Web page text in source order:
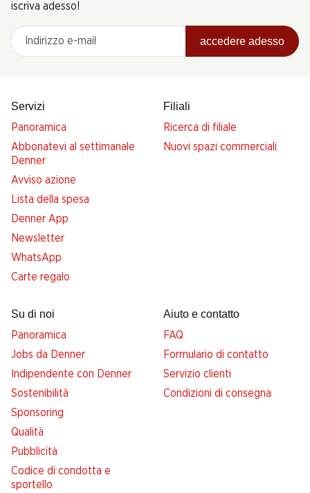
iscriva adesso!
Indirizzo e-mail
accedere adesso
Servizi
Panoramica
Abbonatevi al settimanale
Denner
Avviso azione
Lista della spesa
Denner App
Newsletter
WhatsApp
Carte regalo
Filiali
Ricerca di filiale
Nuovi spazi commerciali
Su di noi
Panoramica
Jobs da Denner
Indipendente con Denner
Sostenibilità
Sponsoring
Qualità
Pubblicità
Codice di condotta e
sportello
Aiuto e contatto
FAQ
Formulario di contatto
Servizio clienti
Condizioni di consegna